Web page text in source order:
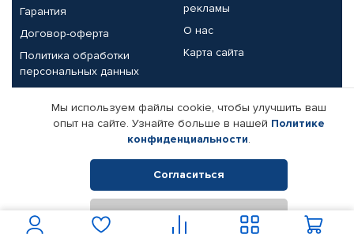
Гарантия
Договор-оферта
Политика обработки
персональных данных
рекламы
О нас
Карта сайта
Партнерам
Корпоративным клиентам
Поставщикам
Реквизиты компании
© КАМАЗ ЦЕНТР ДОНЕЦК, 2015-2026. Все права защищены.
Интернет-магазин автомобильных товаров Автопрофи.
Мы используем файлы cookie, чтобы улучшить ваш
опыт на сайте. Узнайте больше в нашей Политике
конфиденциальности.
Согласиться
Отклонить